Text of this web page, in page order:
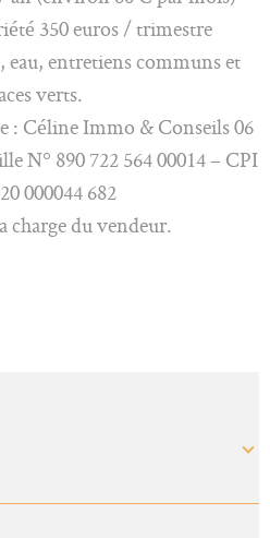
350 euros / trimestre
entretiens communs et
verts.
: Céline Immo & Conseils 06
N° 890 722 564 00014 – CPI
000044 682
charge du vendeur.